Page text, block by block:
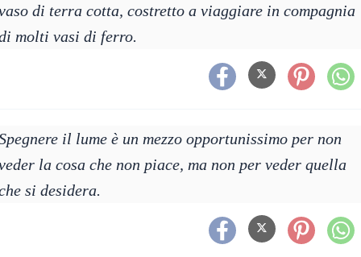
di terra cotta, costretto a viaggiare in compagnia
molti vasi di ferro.
il lume è un mezzo opportunissimo per non
la cosa che non piace, ma non per veder quella
si desidera.